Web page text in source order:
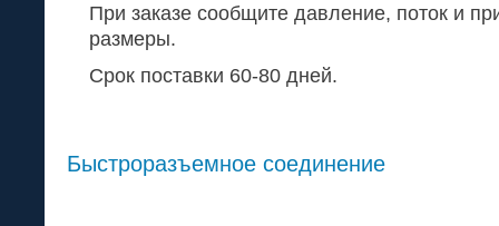
При заказе сообщите давление, поток и
размеры.
Срок поставки 60-80 дней.
Быстроразъемное соединение